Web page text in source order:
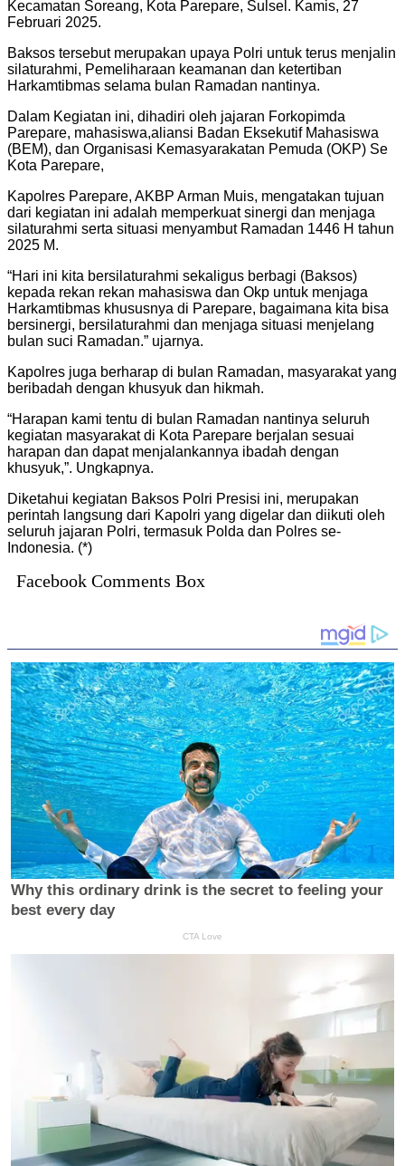
Kecamatan Soreang, Kota Parepare, Sulsel. Kamis, 27
Februari 2025.
Baksos tersebut merupakan upaya Polri untuk terus menjalin
silaturahmi, Pemeliharaan keamanan dan ketertiban
Harkamtibmas selama bulan Ramadan nantinya.
Dalam Kegiatan ini, dihadiri oleh jajaran Forkopimda
Parepare, mahasiswa,aliansi Badan Eksekutif Mahasiswa
(BEM), dan Organisasi Kemasyarakatan Pemuda (OKP) Se
Kota Parepare,
Kapolres Parepare, AKBP Arman Muis, mengatakan tujuan
dari kegiatan ini adalah memperkuat sinergi dan menjaga
silaturahmi serta situasi menyambut Ramadan 1446 H tahun
2025 M.
“Hari ini kita bersilaturahmi sekaligus berbagi (Baksos)
kepada rekan rekan mahasiswa dan Okp untuk menjaga
Harkamtibmas khususnya di Parepare, bagaimana kita bisa
bersinergi, bersilaturahmi dan menjaga situasi menjelang
bulan suci Ramadan.” ujarnya.
Kapolres juga berharap di bulan Ramadan, masyarakat yang
beribadah dengan khusyuk dan hikmah.
“Harapan kami tentu di bulan Ramadan nantinya seluruh
kegiatan masyarakat di Kota Parepare berjalan sesuai
harapan dan dapat menjalankannya ibadah dengan
khusyuk,”. Ungkapnya.
Diketahui kegiatan Baksos Polri Presisi ini, merupakan
perintah langsung dari Kapolri yang digelar dan diikuti oleh
seluruh jajaran Polri, termasuk Polda dan Polres se-
Indonesia. (*)
Facebook Comments Box